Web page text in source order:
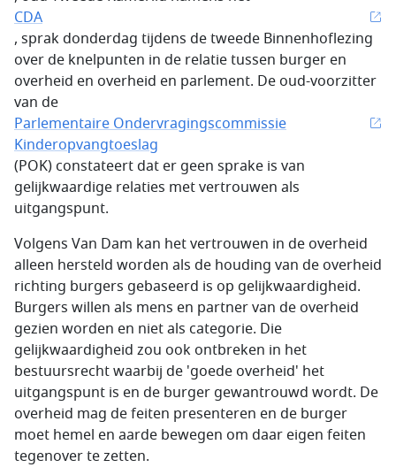
CDA
, sprak donderdag tijdens de tweede Binnenhoflezing
over de knelpunten in de relatie tussen burger en
overheid en overheid en parlement. De oud-voorzitter
van de
Parlementaire Ondervragingscommissie
Kinderopvangtoeslag
(POK) constateert dat er geen sprake is van
gelijkwaardige relaties met vertrouwen als
uitgangspunt.
Volgens Van Dam kan het vertrouwen in de overheid
alleen hersteld worden als de houding van de overheid
richting burgers gebaseerd is op gelijkwaardigheid.
Burgers willen als mens en partner van de overheid
gezien worden en niet als categorie. Die
gelijkwaardigheid zou ook ontbreken in het
bestuursrecht waarbij de 'goede overheid' het
uitgangspunt is en de burger gewantrouwd wordt. De
overheid mag de feiten presenteren en de burger
moet hemel en aarde bewegen om daar eigen feiten
tegenover te zetten.